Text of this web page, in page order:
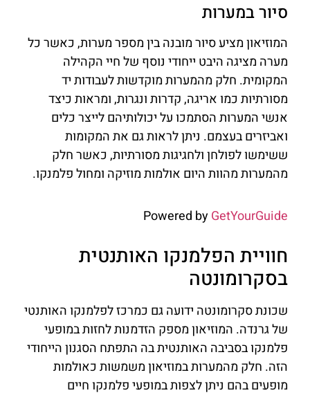
סיור במערות
המוזיאון מציע סיור מובנה בין מספר מערות, כאשר כל
מערה מציגה היבט ייחודי נוסף של חיי הקהילה
המקומית. חלק מהמערות מוקדשות לעבודות יד
מסורתיות כמו אריגה, קדרות ונגרות, ומראות כיצד
אנשי המערות הסתמכו על יכולותיהם לייצר כלים
ואביזרים בעצמם. ניתן לראות גם את המקומות
ששימשו לפולחן ולחגיגות מסורתיות, כאשר חלק
מהמערות מהוות היום אולמות מוזיקה ומחול פלמנקו.
Powered byGetYourGuide
חוויית הפלמנקו האותנטית
בסקרומונטה
שכונת סקרומונטה ידועה גם כמרכז לפלמנקו האותנטי
של גרנדה. המוזיאון מספק הזדמנות לחזות במופעי
פלמנקו בסביבה האותנטית בה התפתח הסגנון הייחודי
הזה. חלק מהמערות במוזיאון משמשות כאולמות
מופעים בהם ניתן לצפות במופעי פלמנקו חיים